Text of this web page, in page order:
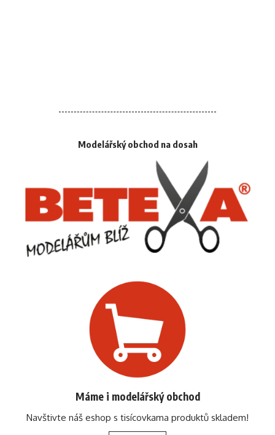
Modelářský obchod na dosah
Máme i modelářský obchod
Navštivte náš eshop s tisícovkama produktů skladem!